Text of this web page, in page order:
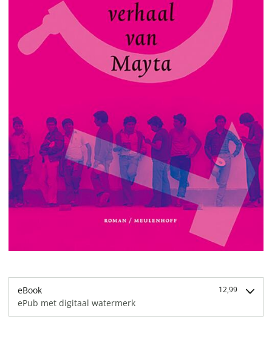
eBook 12,99
ePub met digitaal watermerk